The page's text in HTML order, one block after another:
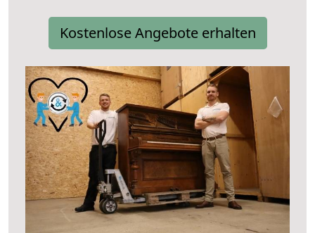
Kostenlose Angebote erhalten